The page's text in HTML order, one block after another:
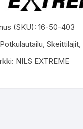
(SKU): 16-50-403
Potkulautailu, Skeittilajit,
NILS EXTREME